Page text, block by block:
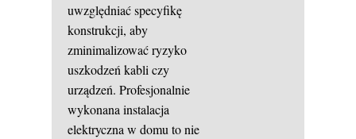
uwzględniać specyfikę
konstrukcji, aby
zminimalizować ryzyko
uszkodzeń kabli czy
urządzeń. Profesjonalnie
wykonana instalacja
elektryczna w domu to nie